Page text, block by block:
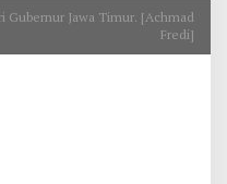
Gubernur Jawa Timur. [Achmad
Fredi]